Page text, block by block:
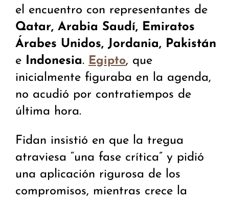
el encuentro con representantes de
Qatar, Arabia Saudí, Emiratos
Árabes Unidos, Jordania, Pakistán
e Indonesia. Egipto, que
inicialmente figuraba en la agenda,
no acudió por contratiempos de
última hora.
Fidan insistió en que la tregua
atraviesa “una fase crítica” y pidió
una aplicación rigurosa de los
compromisos, mientras crece la